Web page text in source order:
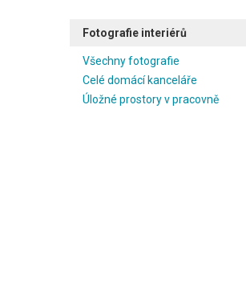
Fotografie interiérů
Všechny fotografie
Celé domácí kanceláře
Úložné prostory v pracovně